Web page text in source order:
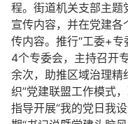
程。街道机关支部主题
宣传内容，并在党建
传内容。推行“工委+
4个专委会，主持召开
余次，助推区域治理精
织”党建联盟工作模式
指导开展“我的党日我